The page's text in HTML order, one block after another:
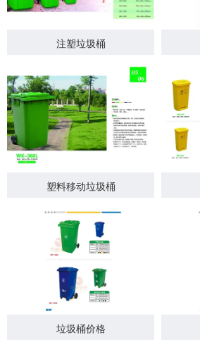
注塑垃圾桶
塑料移动垃圾桶
垃圾桶价格